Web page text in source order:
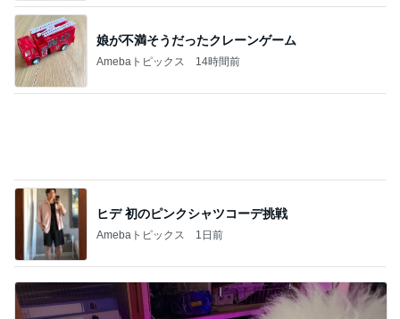
娘が不満そうだったクレーンゲーム
Amebaトピックス 14時間前
ヒデ 初のピンクシャツコーデ挑戦
Amebaトピックス 1日前